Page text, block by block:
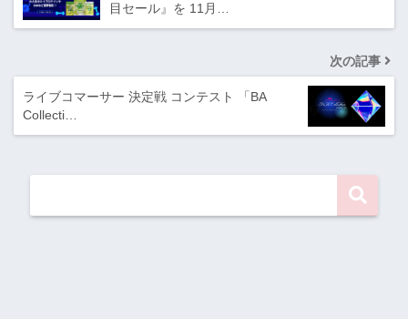
目セール』を 11月…
次の記事
ライブコマーサー 決定戦 コンテスト 「BA
Collecti…